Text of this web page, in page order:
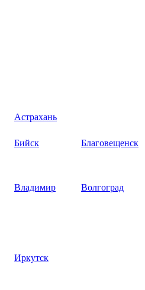
Астрахань
Бийск
Благовещенск
Владимир
Волгоград
Иркутск